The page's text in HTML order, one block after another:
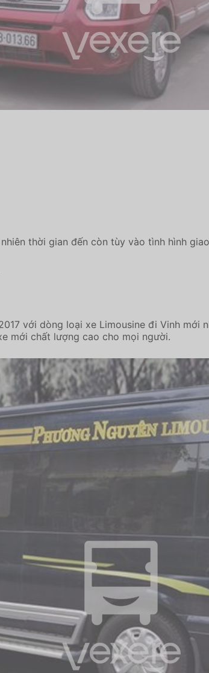
thời gian đến còn tùy vào tình hình
với dòng loại xe Limousine đi Vinh mới
mới chất lượng cao cho mọi người.